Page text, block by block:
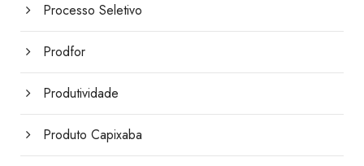
Processo Seletivo
Prodfor
Produtividade
Produto Capixaba